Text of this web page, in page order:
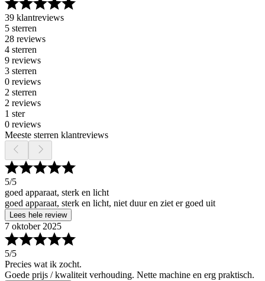
39 klantreviews
5 sterren
28 reviews
4 sterren
9 reviews
3 sterren
0 reviews
2 sterren
2 reviews
1 ster
0 reviews
Meeste sterren klantreviews
5/5
goed apparaat, sterk en licht
goed apparaat, sterk en licht, niet duur en ziet er goed uit
Lees hele review
7 oktober 2025
5/5
Precies wat ik zocht.
Goede prijs / kwaliteit verhouding. Nette machine en erg praktisch.